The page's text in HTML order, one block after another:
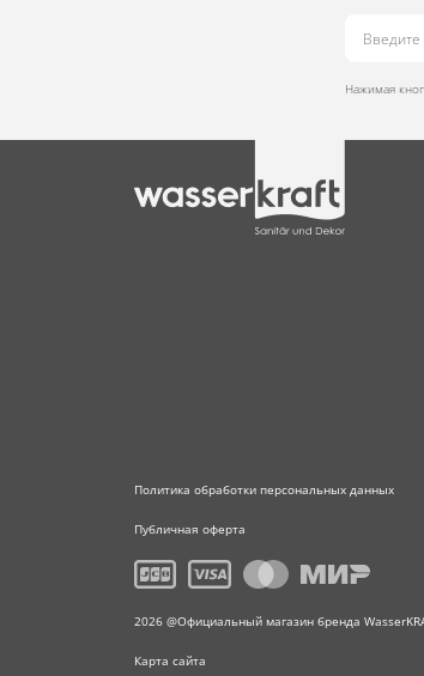
Нажимая
Политика обработки персональных данных
Публичная оферта
2026 @Официальный магазин бренда
Карта сайта